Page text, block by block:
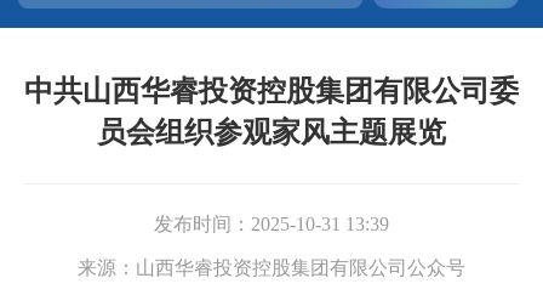
中共山西华睿投资控股集团有限公司委
员会组织参观家风主题展览
发布时间： 2025-10-31 13:39
来源： 山西华睿投资控股集团有限公司公众号